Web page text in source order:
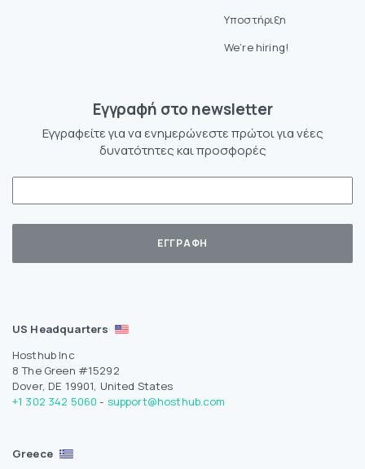
Υποστήριξη
We’re hiring!
Eγγραφή στο newsletter
Εγγραφείτε για να ενημερώνεστε πρώτοι για νέες
δυνατότητες και προσφορές
US Headquarters
Hosthub Inc
8 The Green #15292
Dover, DE 19901, United States
+1 302 342 5060 - support@hosthub.com
Greece